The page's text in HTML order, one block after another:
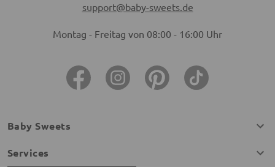
support@baby-sweets.de
Montag - Freitag von 08:00 - 16:00 Uhr
Baby Sweets
Services